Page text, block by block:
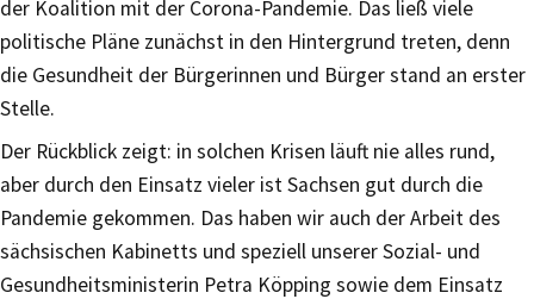
der Koalition mit der Corona-Pandemie. Das ließ viele
politische Pläne zunächst in den Hintergrund treten, denn
die Gesundheit der Bürgerinnen und Bürger stand an erster
Stelle.
Der Rückblick zeigt: in solchen Krisen läuft nie alles rund,
aber durch den Einsatz vieler ist Sachsen gut durch die
Pandemie gekommen. Das haben wir auch der Arbeit des
sächsischen Kabinetts und speziell unserer Sozial- und
Gesundheitsministerin Petra Köpping sowie dem Einsatz